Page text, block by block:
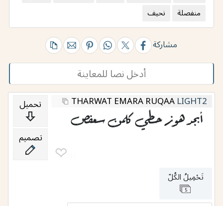
منفصلة
نحيف
مشاركة
THARWAT EMARA RUQAA LIGHT2
أبجد هوز حطي كلمن سعفص
❤︎
تحميل
تصميم
تَحْمِيلُ الكُلّ
5